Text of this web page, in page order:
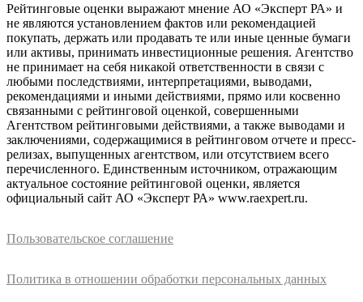
Рейтинговые оценки выражают мнение АО «Эксперт РА» и
не являются установлением фактов или рекомендацией
покупать, держать или продавать те или иные ценные бумаги
или активы, принимать инвестиционные решения. Агентство
не принимает на себя никакой ответственности в связи с
любыми последствиями, интерпретациями, выводами,
рекомендациями и иными действиями, прямо или косвенно
связанными с рейтинговой оценкой, совершенными
Агентством рейтинговыми действиями, а также выводами и
заключениями, содержащимися в рейтинговом отчете и пресс-
релизах, выпущенных агентством, или отсутствием всего
перечисленного. Единственным источником, отражающим
актуальное состояние рейтинговой оценки, является
официальный сайт АО «Эксперт РА» www.raexpert.ru.
Пользовательское соглашение
Политика в отношении обработки персональных данных